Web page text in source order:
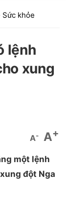
Sức khỏe
lệnh
xung
A- A+
một lệnh
đột Nga